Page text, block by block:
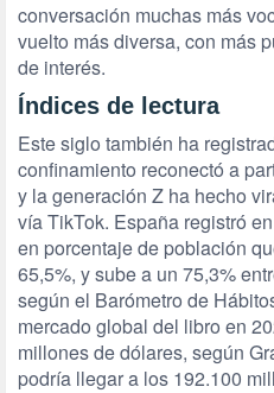
conversación muchas más
vuelto más diversa, con más
de interés.
Índices de lectura
Este siglo también ha
confinamiento reconectó a
y la generación Z ha hecho
vía TikTok. España registró
en porcentaje de población
65,5%, y sube a un 75,3%
según el Barómetro de
mercado global del libro en
millones de dólares, según
podría llegar a los 192.100